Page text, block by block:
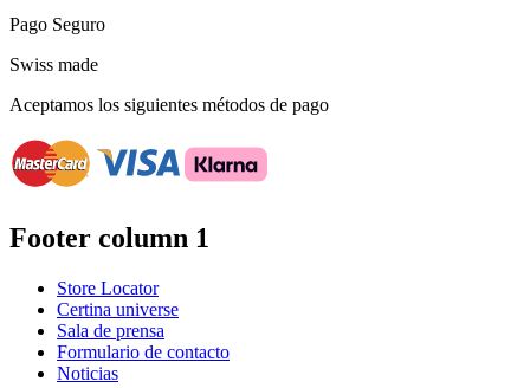
Pago Seguro
Swiss made
Aceptamos los siguientes métodos de pago
Footer column 1
Store Locator
Certina universe
Sala de prensa
Formulario de contacto
Noticias